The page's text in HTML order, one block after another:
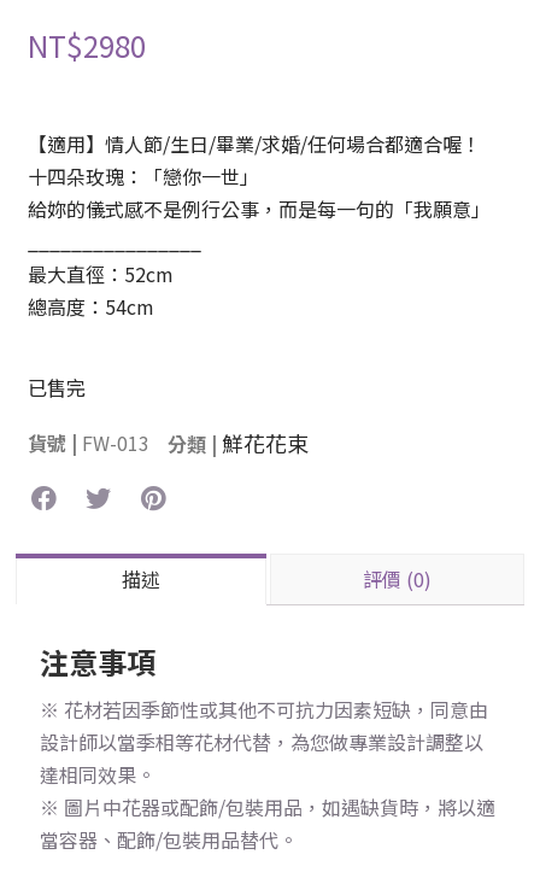
NT$2980
【適用】情人節/生日/畢業/求婚/任何場合都適合喔！
十四朵玫瑰：「戀你一世」
給妳的儀式感不是例行公事，而是每一句的「我願意」
最大直徑：52cm
總高度：54cm
已售完
貨號 | FW-013 分類 | 鮮花花束
描述 評價 (0)
注意事項
※ 花材若因季節性或其他不可抗力因素短缺，同意由
設計師以當季相等花材代替，為您做專業設計調整以
達相同效果。
※ 圖片中花器或配飾/包裝用品，如遇缺貨時，將以適
當容器、配飾/包裝用品替代。